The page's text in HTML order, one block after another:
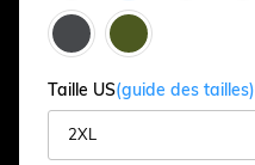
Taille US(guide des tailles)